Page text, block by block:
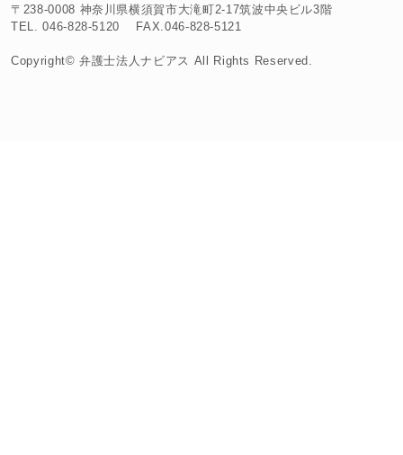
〒238-0008 神奈川県横須賀市大滝町2-17筑波中央ビル3階
TEL. 046-828-5120 FAX.046-828-5121
Copyright© 弁護士法人ナビアス All Rights Reserved.